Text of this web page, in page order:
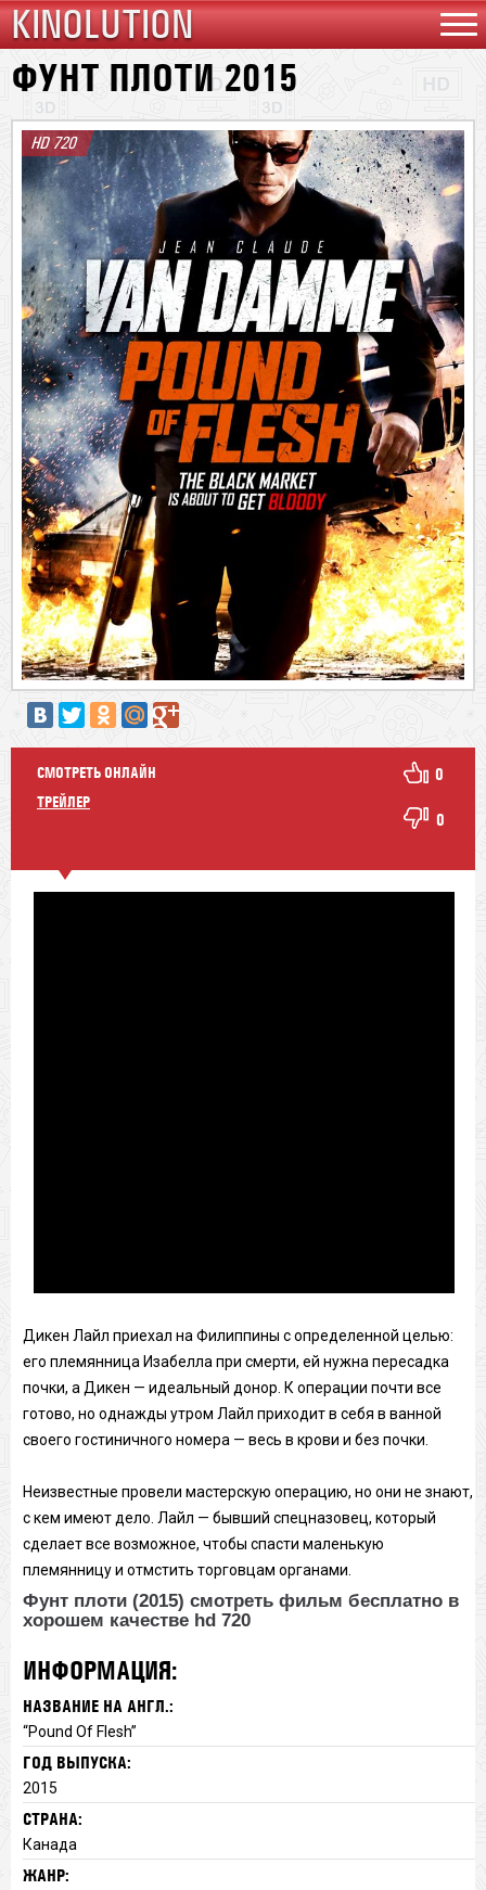
KINOLUTION
ФУНТ ПЛОТИ 2015
HD 720
СМОТРЕТЬ ОНЛАЙН
ТРЕЙЛЕР
0
0
Дикен Лайл приехал на Филиппины с определенной целью:
его племянница Изабелла при смерти, ей нужна пересадка
почки, а Дикен — идеальный донор. К операции почти все
готово, но однажды утром Лайл приходит в себя в ванной
своего гостиничного номера — весь в крови и без почки.
Неизвестные провели мастерскую операцию, но они не знают,
с кем имеют дело. Лайл — бывший спецназовец, который
сделает все возможное, чтобы спасти маленькую
племянницу и отмстить торговцам органами.
Фунт плоти (2015) смотреть фильм бесплатно в
хорошем качестве hd 720
ИНФОРМАЦИЯ:
НАЗВАНИЕ НА АНГЛ.:
“Pound Of Flesh”
ГОД ВЫПУСКА:
2015
СТРАНА:
Канада
ЖАНР: